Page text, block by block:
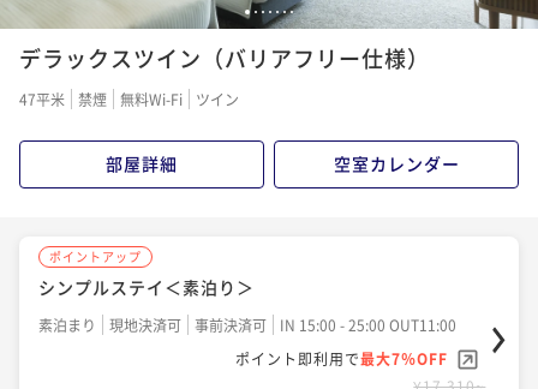
12 3 4 567
デラックスツイン（バリアフリー仕様）
47平米 禁煙 無料Wi-Fi ツイン
部屋詳細 空室カレンダー
ポイントアップ
シンプルステイ＜素泊り＞
素泊まり 現地決済可 事前決済可
IN 15:00 - 25:00 OUT11:00
ポイント即利用で最大7％OFF